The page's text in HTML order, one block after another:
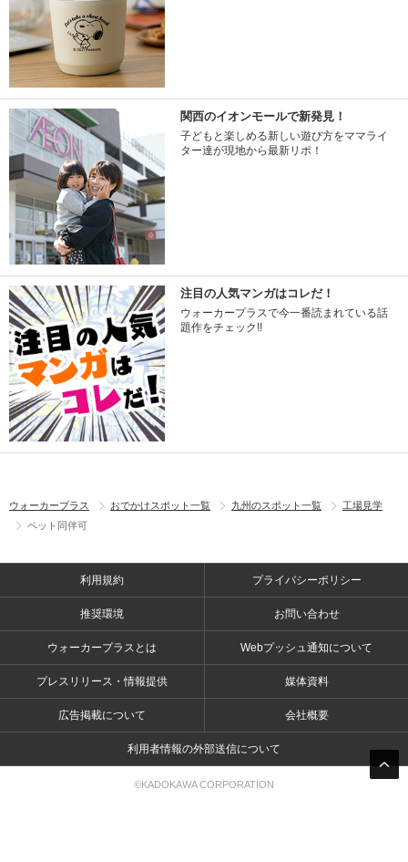
関西のイオンモールで新発見！
子どもと楽しめる新しい遊び方をママライ
ター達が現地から最新リポ！
注目の人気マンガはコレだ！
ウォーカープラスで今一番読まれている話
題作をチェック!!
ウォーカープラス おでかけスポット一覧 九州のスポット一覧
工場見学
ペット同伴可
利用規約 プライバシーポリシー
推奨環境 お問い合わせ
ウォーカープラスとは Webプッシュ通知について
プレスリリース・情報提供 媒体資料
広告掲載について 会社概要
利用者情報の外部送信について
©KADOKAWA CORPORATION